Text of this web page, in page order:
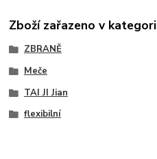
Zboží zařazeno v
ZBRANĚ
Meče
TAI JI Jian
flexibilní